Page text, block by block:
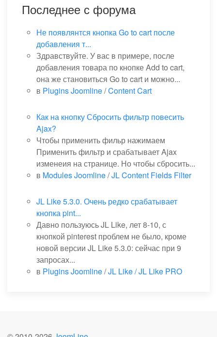
Последнее с форума
Не появлянтся кнопка Go to cart после
добавления т...
Здравствуйте. У вас в примере, после
добавления товара по кнопке Add to cart,
она же становиться Go to cart и можно...
в Plugins Joomline/Content Cart
Как на кнопку Сбросить фильтр повесить
Ajax?
Чтобы применить фильр нажимаем
Применить фильтр и срабатывает Ajax
изменеия на странице. Но чтобы сбросить...
в Modules Joomline/JL Content Fields Filter
JL Like 5.3.0. Очень редко срабатывает
кнопка pint...
Давно пользуюсь JL Like, лет 8-10, с
кнопкой pinterest проблем не было, кроме
новой версии JL Like 5.3.0: сейчас при 9
запросах...
в Plugins Joomline/JL Like / JL Like PRO